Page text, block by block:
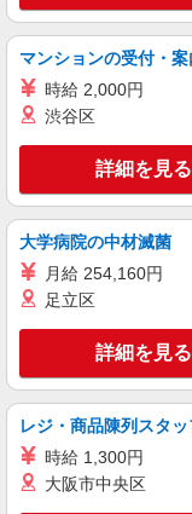
オ
株式会社シーエーセー
コ
円
収
キープ
株式会社シーエーセー
マンションの受付・
時給 2,000円
渋谷区
詳細を見る
大学病院の中材滅菌
月給 254,160円
足立区
詳細を見る
レジ・商品陳列スタッ
時給 1,300円
大阪市中央区